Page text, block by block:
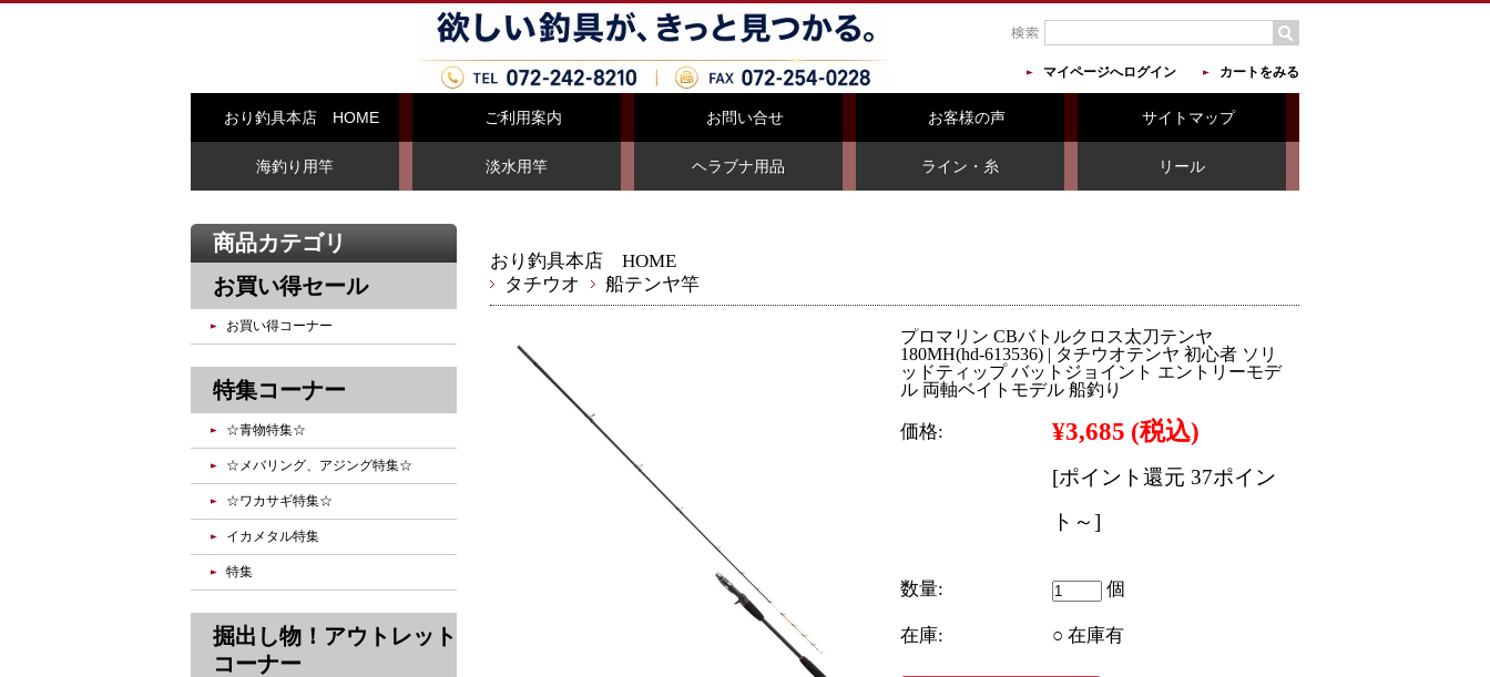
マイページへログイン カートをみる
おり釣具本店 HOME ご利用案内 お問い合せ お客様の声 サイトマップ
海釣り用竿 淡水用竿 ヘラブナ用品 ライン・糸 リール
おり釣具本店 HOME
タチウオ
船テンヤ竿
プロマリン CBバトルクロス太刀テンヤ
180MH(hd-613536) | タチウオテンヤ 初心者 ソリ
ッドティップ バットジョイント エントリーモデ
ル 両軸ベイトモデル 船釣り
価格: ¥3,685 (税込)
[ポイント還元 37ポイン
ト～]
数量: 個
在庫: ○ 在庫有
商品カテゴリ
お買い得セール
お買い得コーナー
特集コーナー
☆青物特集☆
☆メバリング、アジング特集☆
☆ワカサギ特集☆
イカメタル特集
特集
掘出し物！アウトレット
コーナー